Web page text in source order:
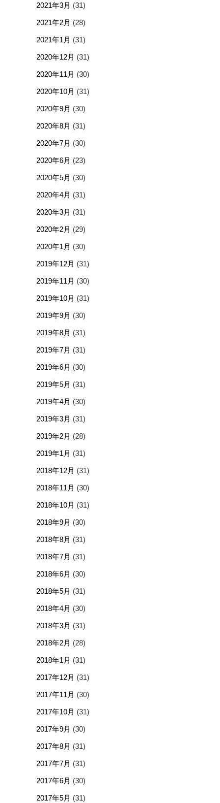
2021年3月 (31)
2021年2月 (28)
2021年1月 (31)
2020年12月 (31)
2020年11月 (30)
2020年10月 (31)
2020年9月 (30)
2020年8月 (31)
2020年7月 (30)
2020年6月 (23)
2020年5月 (30)
2020年4月 (31)
2020年3月 (31)
2020年2月 (29)
2020年1月 (30)
2019年12月 (31)
2019年11月 (30)
2019年10月 (31)
2019年9月 (30)
2019年8月 (31)
2019年7月 (31)
2019年6月 (30)
2019年5月 (31)
2019年4月 (30)
2019年3月 (31)
2019年2月 (28)
2019年1月 (31)
2018年12月 (31)
2018年11月 (30)
2018年10月 (31)
2018年9月 (30)
2018年8月 (31)
2018年7月 (31)
2018年6月 (30)
2018年5月 (31)
2018年4月 (30)
2018年3月 (31)
2018年2月 (28)
2018年1月 (31)
2017年12月 (31)
2017年11月 (30)
2017年10月 (31)
2017年9月 (30)
2017年8月 (31)
2017年7月 (31)
2017年6月 (30)
2017年5月 (31)